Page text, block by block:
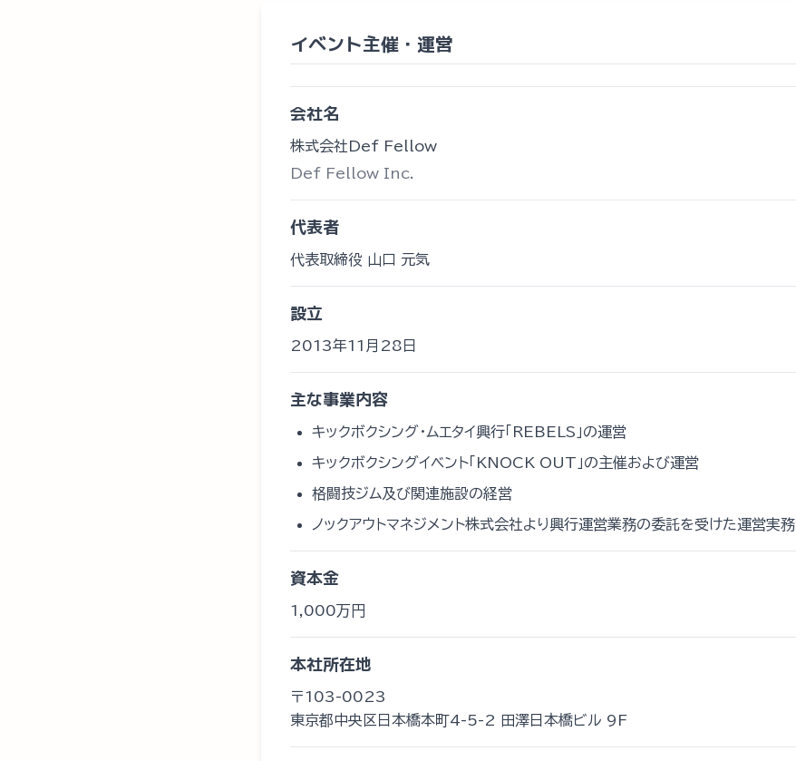
イベント主催・運営
会社名
株式会社Def Fellow
Def Fellow Inc.
代表者
代表取締役 山口 元気
設立
2013年11月28日
主な事業内容
キックボクシング・ムエタイ興行「REBELS」の運営
キックボクシングイベント「KNOCK OUT」の主催および運営
格闘技ジム及び関連施設の経営
ノックアウトマネジメント株式会社より興行運営業務の委託を受けた運営実務
資本金
1,000万円
本社所在地
〒103-0023
東京都中央区日本橋本町4-5-2 田澤日本橋ビル 9F